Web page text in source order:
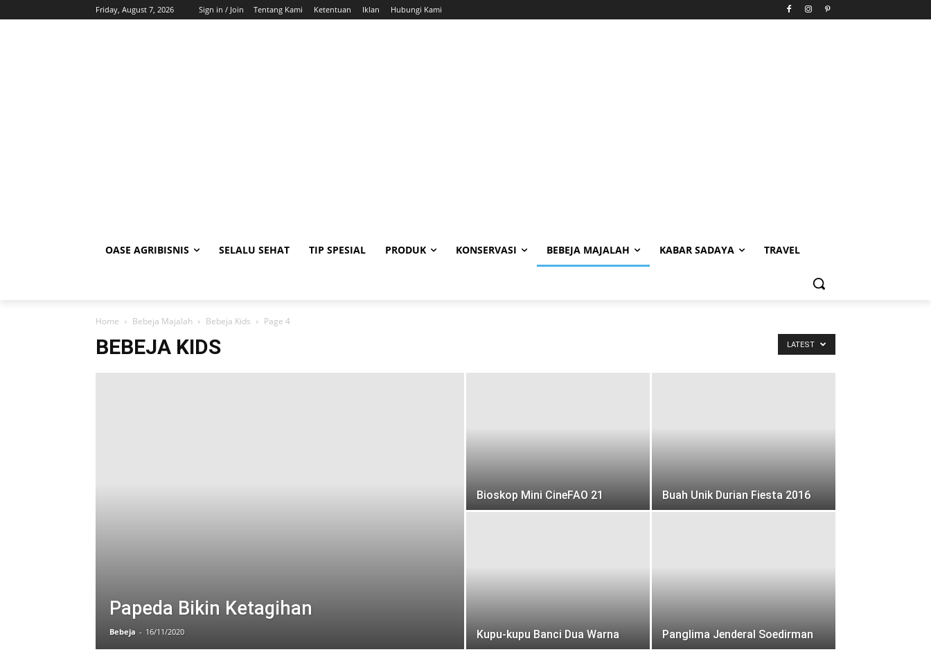
Friday, August 7, 2026 Sign in / Join Tentang Kami Ketentuan Iklan Hubungi Kami
OASE AGRIBISNIS SELALU SEHAT TIP SPESIAL PRODUK KONSERVASI BEBEJA MAJALAH KABAR SADAYA TRAVEL
Home Bebeja Majalah Bebeja Kids Page 4
BEBEJA KIDS LATEST
Papeda Bikin Ketagihan
Bebeja - 16/11/2020
Bioskop Mini CineFAO 21 Buah Unik Durian Fiesta 2016
Kupu-kupu Banci Dua Warna Panglima Jenderal Soedirman